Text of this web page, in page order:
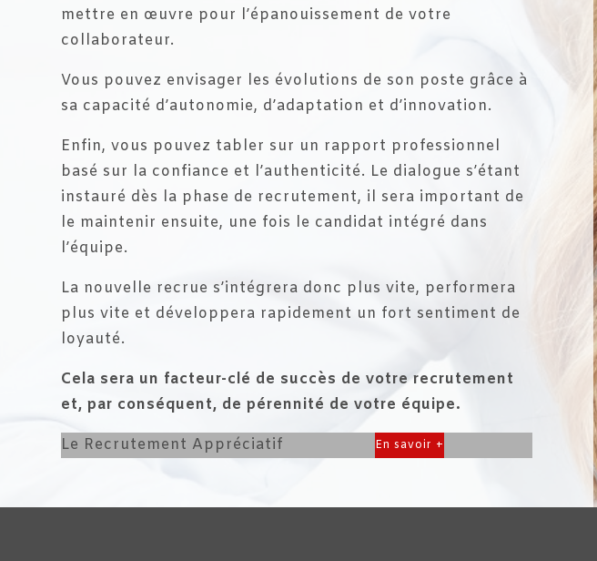
mettre en œuvre pour l’épanouissement de votre
collaborateur.
Vous pouvez envisager les évolutions de son poste grâce à
sa capacité d’autonomie, d’adaptation et d’innovation.
Enfin, vous pouvez tabler sur un rapport professionnel
basé sur la confiance et l’authenticité. Le dialogue s’étant
instauré dès la phase de recrutement, il sera important de
le maintenir ensuite, une fois le candidat intégré dans
l’équipe.
La nouvelle recrue s’intégrera donc plus vite, performera
plus vite et développera rapidement un fort sentiment de
loyauté.
Cela sera un facteur-clé de succès de votre recrutement
et, par conséquent, de pérennité de votre équipe.
Le Recrutement Appréciatif En savoir +